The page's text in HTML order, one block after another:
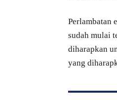
Perlambatan
sudah mulai
diharapkan
yang